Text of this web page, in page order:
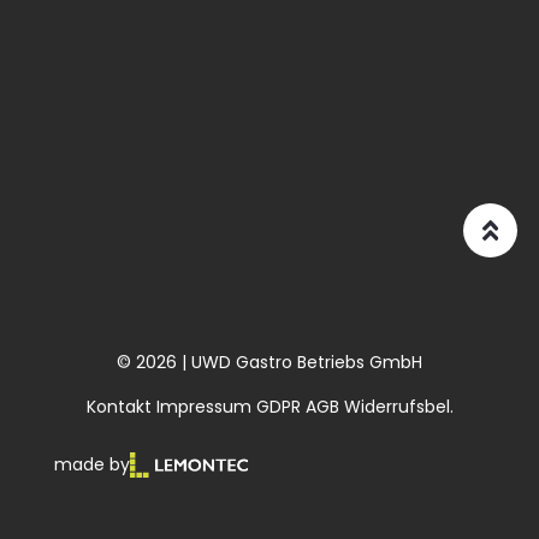
© 2026 | UWD Gastro Betriebs GmbH
Kontakt Impressum GDPR AGB Widerrufsbel.
made by